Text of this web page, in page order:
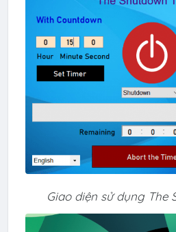
Giao diện sử dụng The